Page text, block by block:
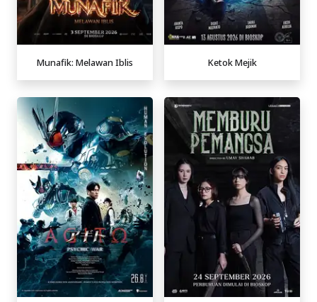
Munafik: Melawan Iblis Ketok Mejik